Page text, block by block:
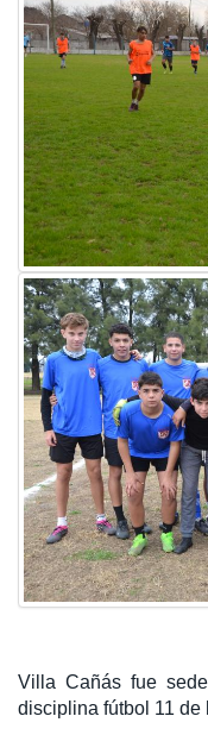
Villa Cañás fue
disciplina fútbol 11 de